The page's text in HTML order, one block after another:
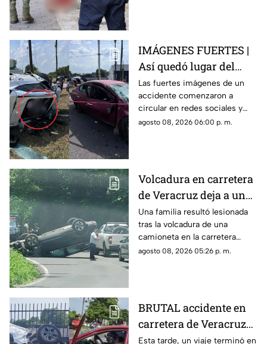
IMÁGENES FUERTES |
Así quedó lugar del
accidente en carretera
de Veracruz donde un
joven MURIÓ; su madre
está grave
Las fuertes imágenes de un
accidente comenzaron a
circular en redes sociales y
muestran los momentos
agosto 08, 2026 06:00 p. m.
Volcadura en carretera
de Veracruz deja a una
familia lesionada
Una familia resultó lesionada
tras la volcadura de una
camioneta en la carretera
Fortín-Orizaba, donde la
agosto 08, 2026 05:26 p. m.
BRUTAL accidente en
carretera de Veracruz
deja a joven MUERTO y
Esta tarde, un viaje terminó en